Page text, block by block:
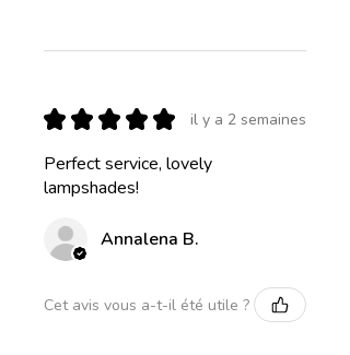
★ ★ ★ ★ ★ il y a 2 semaines
Perfect service, lovely
lampshades!
Annalena B.
Cet avis vous a-t-il été utile ?